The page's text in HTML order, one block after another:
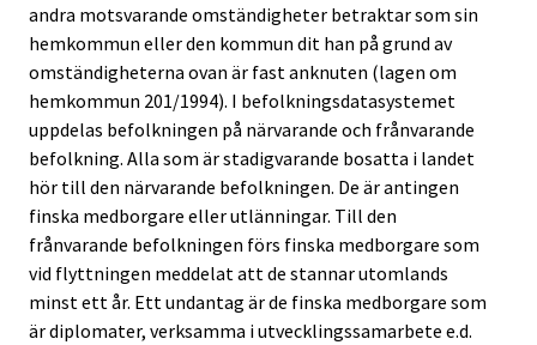
andra motsvarande omständigheter betraktar som sin
hemkommun eller den kommun dit han på grund av
omständigheterna ovan är fast anknuten (lagen om
hemkommun 201/1994). I befolkningsdatasystemet
uppdelas befolkningen på närvarande och frånvarande
befolkning. Alla som är stadigvarande bosatta i landet
hör till den närvarande befolkningen. De är antingen
finska medborgare eller utlänningar. Till den
frånvarande befolkningen förs finska medborgare som
vid flyttningen meddelat att de stannar utomlands
minst ett år. Ett undantag är de finska medborgare som
är diplomater, verksamma i utvecklingssamarbete e.d.